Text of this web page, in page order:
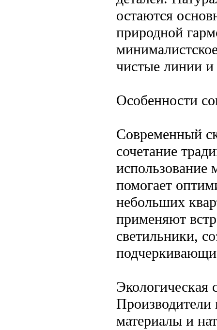
остаются
природной
чистые линии и
Особенности
Современный
сочетание
использование
помогает
небольших
применяют
светильники,
Экологическая
Производители
материалы и